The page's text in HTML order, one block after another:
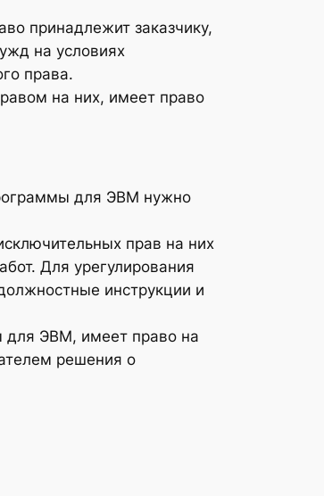
принадлежит заказчику,
на условиях
права.
на них, имеет право
для ЭВМ нужно
прав на них
Для урегулирования
инструкции и
для ЭВМ, имеет право на
решения о